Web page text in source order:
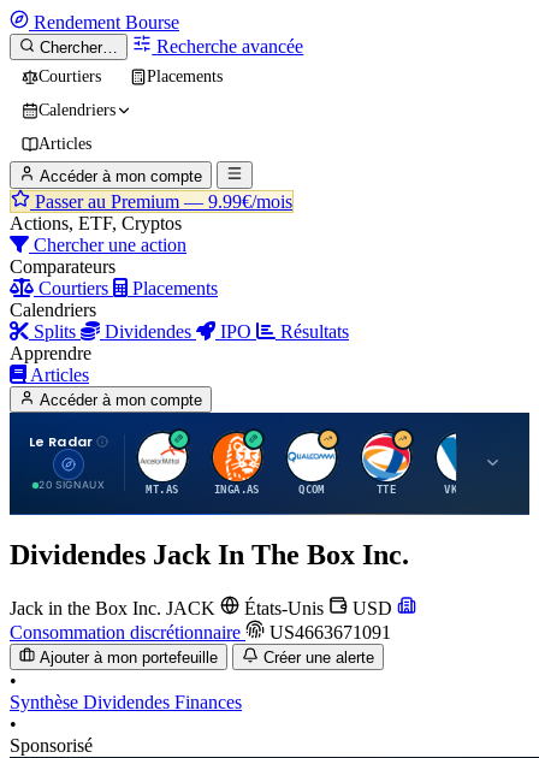
Rendement Bourse
Chercher… Recherche avancée
Courtiers
Placements
Calendriers
Articles
Accéder à mon compte
Passer au Premium — 9.99€/mois
Actions, ETF, Cryptos
Chercher une action
Comparateurs
Courtiers
Placements
Calendriers
Splits
Dividendes IPO
Résultats
Apprendre
Articles
Accéder à mon compte
Le Radar
20 SIGNAUX
A
MT.AS
I
INGA.AS
Q
QCOM
T
TTE VK.PA
Dividendes Jack In The Box Inc.
Jack in the Box Inc. JACK États-Unis
USD
Consommation discrétionnaire
US4663671091
Ajouter à mon portefeuille Créer une alerte
•
Synthèse Dividendes Finances
•
Sponsorisé